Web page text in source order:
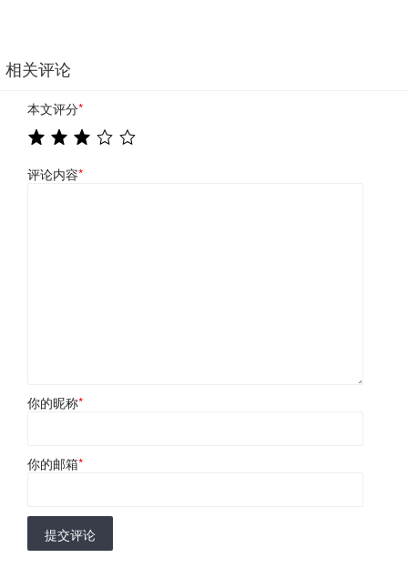
相关评论
本文评分*
评论内容*
你的昵称*
你的邮箱*
提交评论